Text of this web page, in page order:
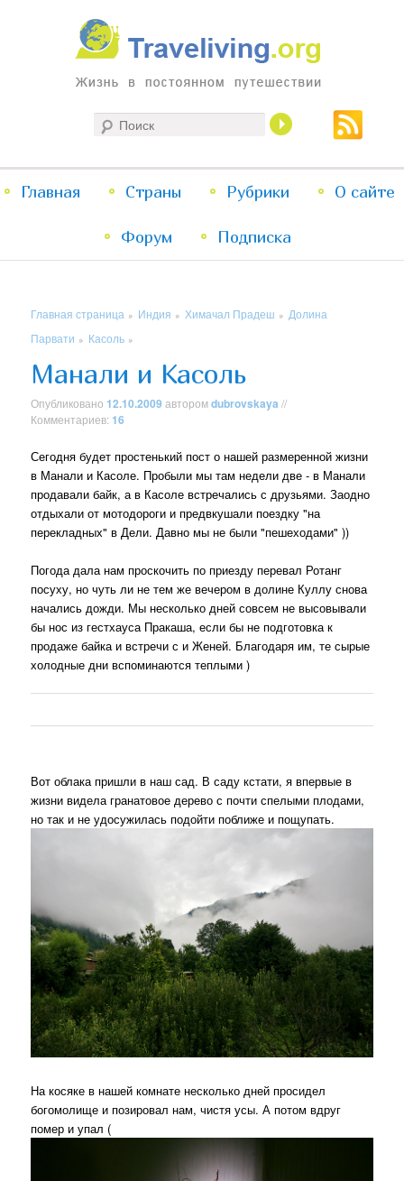
Traveliving
Жизнь в постоянном путешествии
меню
Перейти
к
Перейти
к
Главная Страны Рубрики О сайте
Форум Подписка
Главная страница » Индия » Химачал Прадеш » Долина
Парвати » Касоль »
Манали и Касоль
Опубликовано 12.10.2009 авторомdubrovskaya //
Комментариев: 16
Сегодня будет простенький пост о нашей размеренной жизни
в Манали и Касоле. Пробыли мы там недели две - в Манали
продавали байк, а в Касоле встречались с друзьями. Заодно
отдыхали от мотодороги и предвкушали поездку "на
перекладных" в Дели. Давно мы не были "пешеходами" ))
Погода дала нам проскочить по приезду перевал Ротанг
посуху, но чуть ли не тем же вечером в долине Куллу снова
начались дожди. Мы несколько дней совсем не высовывали
бы нос из гестхауса Пракаша, если бы не подготовка к
продаже байка и встречи си Женей. Благодаря им, те сырые
холодные дни вспоминаются теплыми )
Вот облака пришли в наш сад. В саду кстати, я впервые в
жизни видела гранатовое дерево с почти спелыми плодами,
но так и не удосужилась подойти поближе и пощупать.
На косяке в нашей комнате несколько дней просидел
богомолище и позировал нам, чистя усы. А потом вдруг
помер и упал (